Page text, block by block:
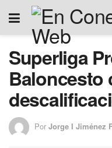
Superliga
Baloncesto
Por Jorge I Jiménez